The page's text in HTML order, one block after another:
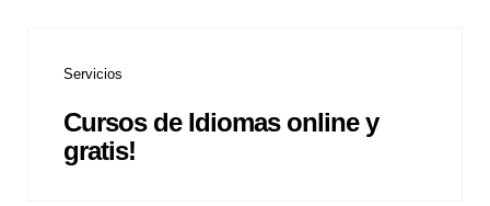
Servicios
Cursos de Idiomas online y
gratis!